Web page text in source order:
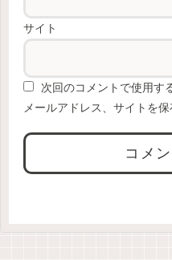
サイト
次回のコメントで使用す
メールアドレス、サイトを保